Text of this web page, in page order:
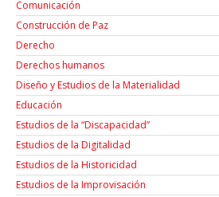
Comunicación
Construcción de Paz
Derecho
Derechos humanos
Diseño y Estudios de la Materialidad
Educación
Estudios de la “Discapacidad”
Estudios de la Digitalidad
Estudios de la Historicidad
Estudios de la Improvisación